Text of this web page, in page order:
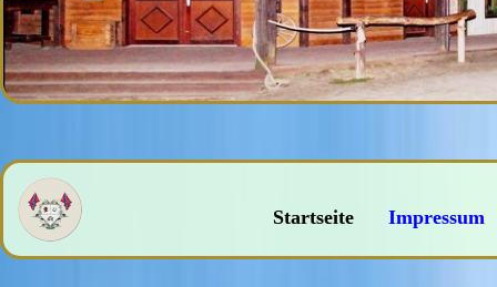
Startseite Impressum